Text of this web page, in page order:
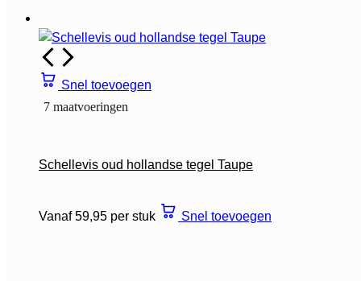
Snel toevoegen
7 maatvoeringen
Schellevis oud hollandse tegel Taupe
Vanaf 59,95 per stuk Snel toevoegen